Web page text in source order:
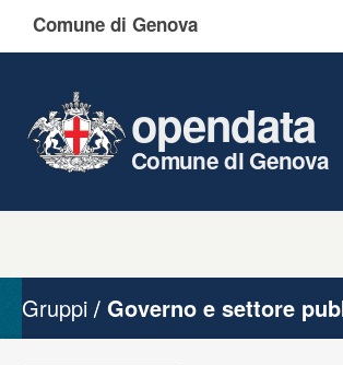
Comune di Genova
opendata
Comune di Genova
Gruppi
Gruppi Governo e settore